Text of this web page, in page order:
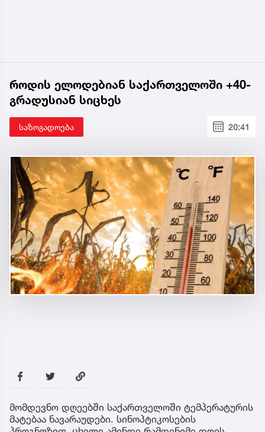
როდის ელოდებიან საქართველოში +40-
გრადუსიან სიცხეს
საზოგადოება 20:41
მომდევნო დღეებში საქართველოში ტემპერატურის
მატებაა ნავარაუდები. სინოპტიკოსების